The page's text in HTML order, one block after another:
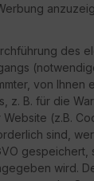
des
von Ihnen
z. B. für die
(z.B.
sind,
wird.